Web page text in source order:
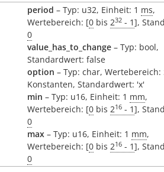
period – Typ: u32, Einheit: 1 ms,
Wertebereich: [0 bis 232 - 1],
0
value_has_to_change – Typ: bool,
Standardwert: false
option – Typ: char, Wertebereich:
Konstanten, Standardwert: 'x'
min – Typ: u16, Einheit: 1 mm,
Wertebereich: [0 bis 216 - 1],
0
max – Typ: u16, Einheit: 1 mm,
Wertebereich: [0 bis 216 - 1],
0